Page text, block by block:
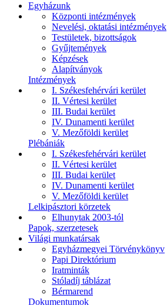
Egyházunk
Központi intézmények
Nevelési, oktatási intézmények
Testületek, bizottságok
Gyűjtemények
Képzések
Alapítványok
Intézmények
I. Székesfehérvári kerület
II. Vértesi kerület
III. Budai kerület
IV. Dunamenti kerület
V. Mezőföldi kerület
Plébániák
I. Székesfehérvári kerület
II. Vértesi kerület
III. Budai kerület
IV. Dunamenti kerület
V. Mezőföldi kerület
Lelkipásztori körzetek
Elhunytak 2003-tól
Papok, szerzetesek
Világi munkatársak
Egyházmegyei Törvénykönyv
Papi Direktórium
Iratminták
Stóladíj táblázat
Bérmarend
Dokumentumok